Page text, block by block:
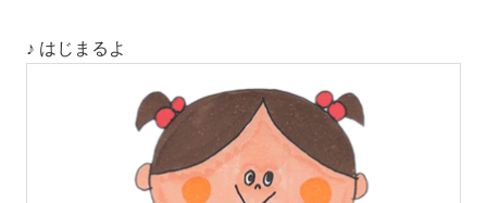
♪ はじまるよ